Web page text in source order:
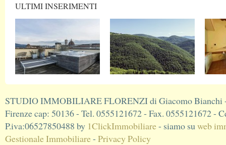
ULTIMI INSERIMENTI
STUDIO IMMOBILIARE FLORENZI di Giacomo Bianchi
Firenze cap: 50136 - Tel. 0555121672 - Fax. 0555121672 -
P.iva:06527850488 by 1ClickImmobiliare- siamo suweb
Gestionale Immobiliare- Privacy Policy